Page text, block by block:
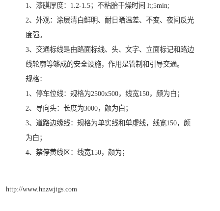
1、漆膜厚度：1.2-1.5；不粘胎干燥时间 lt;5min;
2、外观：涂层清白鲜明、耐日晒温差、不变、夜间反光
度强。
3、交通标线是由路面标线、头、文字、立面标记和路边
线轮廓等够成的安全设施，作用是管制和引导交通。
规格：
1、停车位线：规格为2500x500，线宽150，颜为白；
2、导向头：长度为3000，颜为白；
3、道路边缘线：规格为单实线和单虚线，线宽150，颜
为白；
4、禁停黄线区：线宽150，颜为；
http://www.hnzwjtgs.com